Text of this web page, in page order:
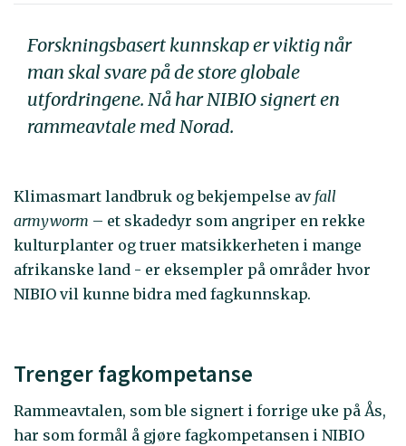
Forskningsbasert kunnskap er viktig når
man skal svare på de store globale
utfordringene. Nå har NIBIO signert en
rammeavtale med Norad.
Klimasmart landbruk og bekjempelse av fall
armyworm – et skadedyr som angriper en rekke
kulturplanter og truer matsikkerheten i mange
afrikanske land - er eksempler på områder hvor
NIBIO vil kunne bidra med fagkunnskap.
Trenger fagkompetanse
Rammeavtalen, som ble signert i forrige uke på Ås,
har som formål å gjøre fagkompetansen i NIBIO